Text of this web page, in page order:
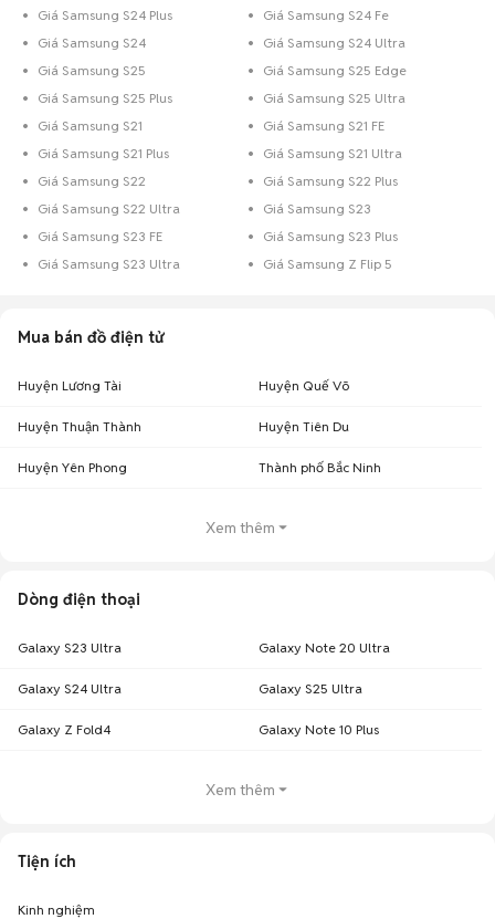
Giá Samsung S24 Plus
Giá Samsung S24 Fe
Giá Samsung S24
Giá Samsung S24 Ultra
Giá Samsung S25
Giá Samsung S25 Edge
Giá Samsung S25 Plus
Giá Samsung S25 Ultra
Giá Samsung S21
Giá Samsung S21 FE
Giá Samsung S21 Plus
Giá Samsung S21 Ultra
Giá Samsung S22
Giá Samsung S22 Plus
Giá Samsung S22 Ultra
Giá Samsung S23
Giá Samsung S23 FE
Giá Samsung S23 Plus
Giá Samsung S23 Ultra
Giá Samsung Z Flip 5
Mua bán đồ điện tử
Huyện Lương Tài Huyện Quế Võ
Huyện Thuận Thành Huyện Tiên Du
Huyện Yên Phong Thành phố Bắc Ninh
Xem thêm
Dòng điện thoại
Galaxy S23 Ultra Galaxy Note 20 Ultra
Galaxy S24 Ultra Galaxy S25 Ultra
Galaxy Z Fold4 Galaxy Note 10 Plus
Xem thêm
Tiện ích
Kinh nghiệm